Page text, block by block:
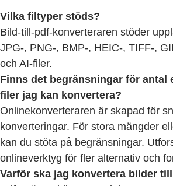
Vilka filtyper stöds?
Bild-till-pdf-konverteraren stöder
JPG-, PNG-, BMP-, HEIC-, TIFF-,
och AI-filer.
Finns det begränsningar för antal
filer jag kan konvertera?
Onlinekonverteraren är skapad för
konverteringar. För stora mängder
kan du stöta på begränsningar.
onlineverktyg för fler alternativ och
Varför ska jag konvertera bilder